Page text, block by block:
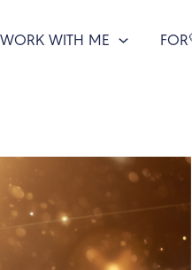
WORK WITH ME